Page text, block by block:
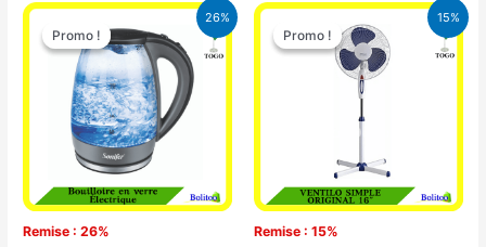
26%
Promo !
Remise : 26%
Promo !
Le
prix
initial
16.900 CFA.
Le
prix
actuel
est :
12.500 CFA.
15%
Promo !
Remise : 15%
Promo !
Le
prix
initial
était :
10.000 CFA.
Le